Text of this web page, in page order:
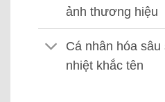
ảnh thương hiệu
Cá nhân hóa
nhiệt khắc tên